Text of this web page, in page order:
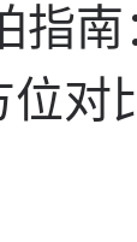
指南
位对